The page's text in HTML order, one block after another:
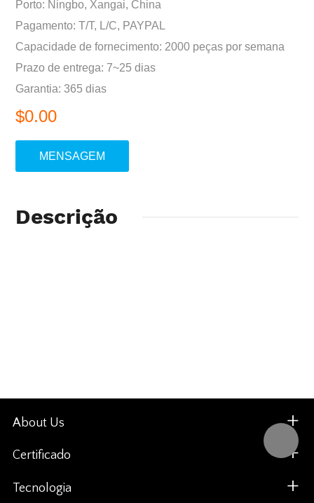
Porto: Ningbo, Xangai, China
Pagamento: T/T, L/C, PAYPAL
Capacidade de fornecimento: 2000 peças por semana
Prazo de entrega: 7~25 dias
Garantia: 365 dias
$0.00
MENSAGEM
Descrição
About Us
Certificado
Tecnologia